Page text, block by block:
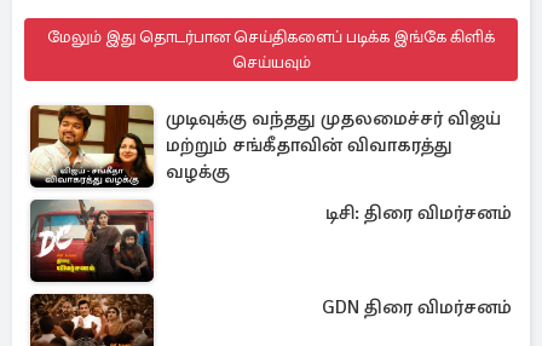
மேலும் இது தொடர்பான செய்திகளைப் படிக்க இங்கே கிளிக்
செய்யவும்
முடிவுக்கு வந்தது முதலமைச்சர் விஜய்
மற்றும் சங்கீதாவின் விவாகரத்து
வழக்கு
டிசி: திரை விமர்சனம்
GDN திரை விமர்சனம்